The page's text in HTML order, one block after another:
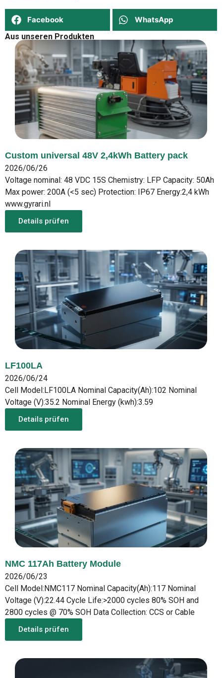
Facebook
WhatsApp
Aus unseren Produkten
Custom universal 48V 2,4kWh Battery pack
2026/06/26
Voltage nominal: 48 VDC 15S Chemistry: LFP Capacity: 50Ah
Max power: 200A (<5 sec) Protection: IP67 Energy:2,4 kWh
www.gyrari.nl
Details prüfen
LF100LA
2026/06/24
Cell Model:LF100LA Nominal Capacity(Ah):102 Nominal
Voltage (V):35.2 Nominal Energy (kwh):3.59
Details prüfen
NMC 117Ah Battery Module
2026/06/23
Cell Model:NMC117 Nominal Capacity(Ah):117 Nominal
Voltage (V):22.44 Cycle Life:>2000 cycles 80% SOH and
2800 cycles @ 70% SOH Data Collection: CCS or Cable
Details prüfen